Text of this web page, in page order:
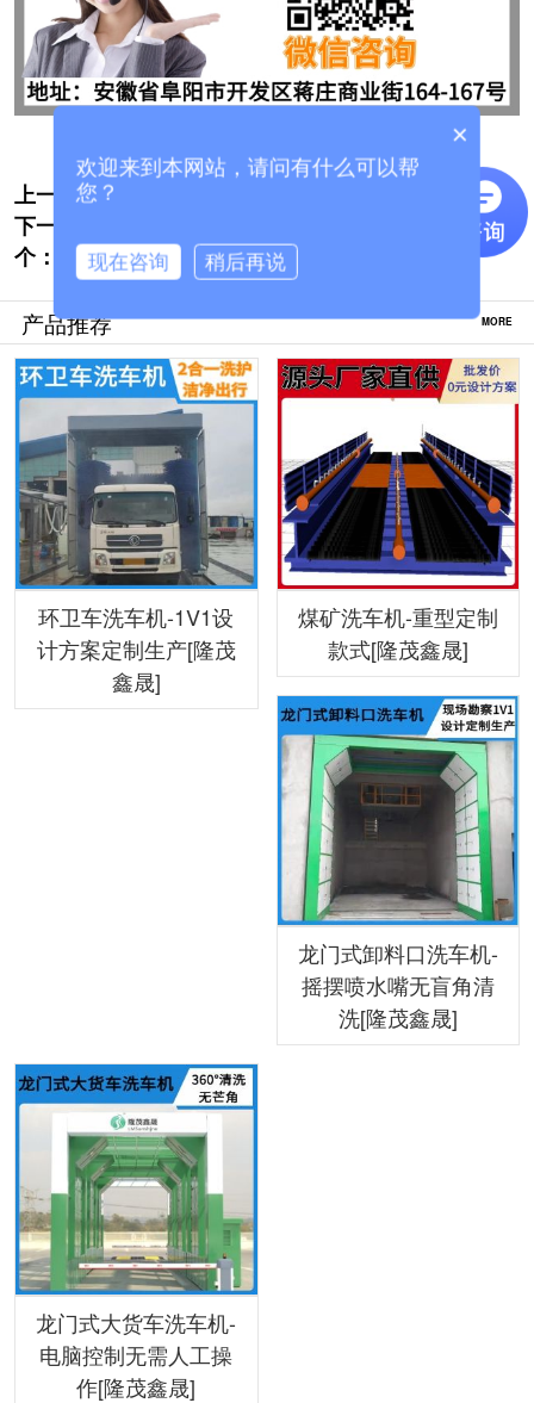
上一个: 混凝土搅拌站龙门洗车机多少钱[隆茂鑫晟]
下一
个：
电脑全自动洗车机报价-客服免费为您实时报
价[隆茂鑫晟]
产品推荐 MORE
环卫车洗车机-1V1设
计方案定制生产[隆茂
鑫晟]
煤矿洗车机-重型定制
款式[隆茂鑫晟]
龙门式卸料口洗车机-
摇摆喷水嘴无盲角清
洗[隆茂鑫晟]
龙门式大货车洗车机-
电脑控制无需人工操
作[隆茂鑫晟]
×
欢迎来到本网站，请问有什么可以帮
您？
现在咨询 稍后再说